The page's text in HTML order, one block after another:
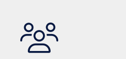
Directrices claras:
exactamente lo que se
minimiza los